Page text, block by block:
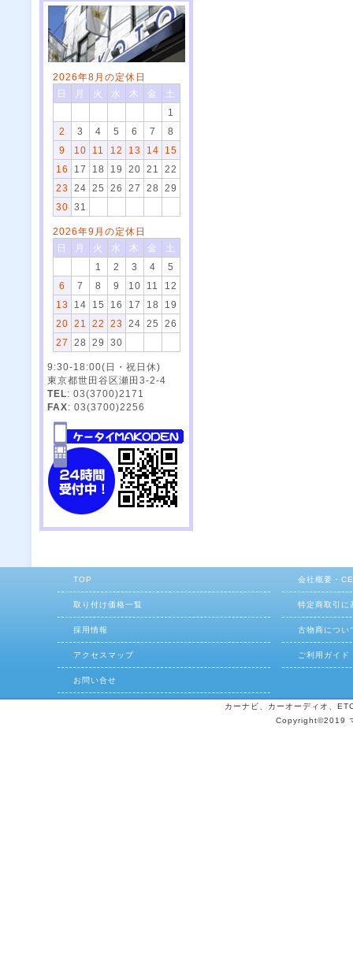
2026年8月の定休日
日
月 火 水 木 金
土
1
2
3 4 5 6 7
8
9
10 11 12 13 14
15
16
17 18 19 20 21
22
23
24 25 26 27 28
29
30
31
2026年9月の定休日
日
月 火 水 木 金
土
1
2 3 4
5
6
7 8 9 10 11
12
13
14 15 16 17 18
19
20
21 22 23 24 25
26
27
28 29 30
9:30-18:00(日・祝日休)
東京都世田谷区瀬田3-2-4
TEL: 03(3700)2171
FAX: 03(3700)2256
TOP 会社概要・
取り付け価格一覧 特定商取引に
採用情報 古物商につい
アクセスマップ ご利用ガイド
お問い合せ
カーナビ、カーオーディオ、
Copyright©2019